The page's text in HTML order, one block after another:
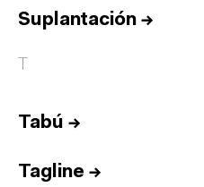
Suplantación →
T
Tabú →
Tagline →